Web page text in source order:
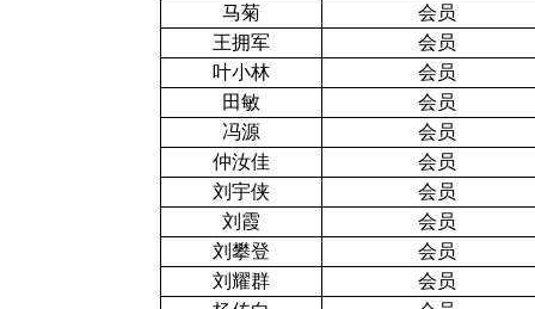
马菊
会员
王拥军
会员
叶小林
会员
田敏
会员
冯源
会员
仲汝佳
会员
刘宇侠
会员
刘霞
会员
刘攀登
会员
刘耀群
会员